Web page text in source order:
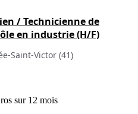
/ Technicienne de
en industrie (H/F)
Saint-Victor (41)
sur 12 mois